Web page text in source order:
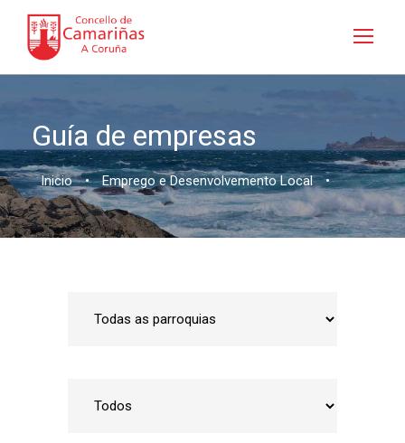
Guía de empresas
Inicio • Emprego e Desenvolvemento Local •